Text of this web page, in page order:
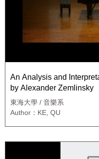
An Analysis and
by Alexander Zemlinsky
東海大學 / 音樂系
Author：KE, QU